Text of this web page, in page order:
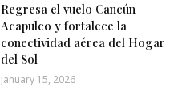
Regresa el vuelo Cancún–
Acapulco y fortalece la
conectividad aérea del Hogar
del Sol
January 15, 2026